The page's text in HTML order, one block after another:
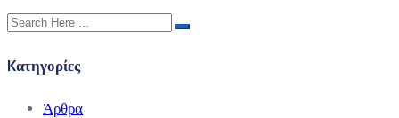
Kατηγορίες
Άρθρα